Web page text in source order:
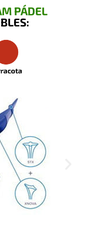
PÁDEL